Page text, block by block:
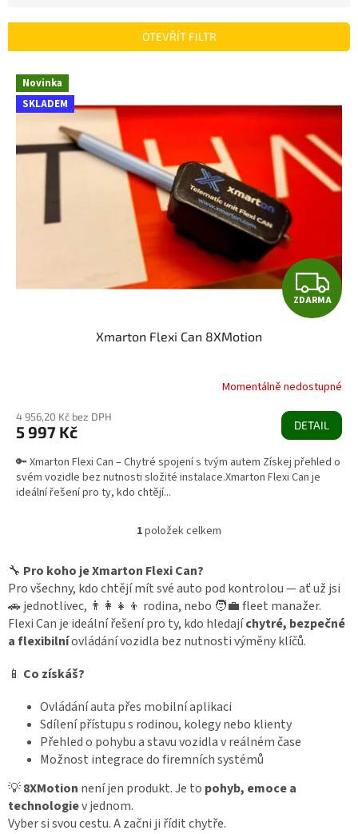
r
OTEVŘÍT FILTR
V
p
Novinka
SKLADEM
Z
D
R
M
A
ZDARMA
Xmarton Flexi Can 8XMotion
Momentálně nedostupné
4 956,20 Kč bez DPH
5 997 Kč DETAIL
🔑 Xmarton Flexi Can – Chytré spojení s tvým autem Získej přehled o
svém vozidle bez nutnosti složité instalace.Xmarton Flexi Can je
ideální řešení pro ty, kdo chtějí...
O
l
á
d
a
c
í
k
y
v
ý
p
i
s
1položek celkem
🔧 Pro koho je Xmarton Flexi Can?
Pro všechny, kdo chtějí mít své auto pod kontrolou — ať už jsi
🚗 jednotlivec, 👨‍👩‍👧‍👦 rodina, nebo 🧑‍💼 fleet manažer.
Flexi Can je ideální řešení pro ty, kdo hledajíchytré, bezpečné
a flexibilníovládání vozidla bez nutnosti výměny klíčů.
📱 Co získáš?
Ovládání auta přes mobilní aplikaci
Sdílení přístupu s rodinou, kolegy nebo klienty
Přehled o pohybu a stavu vozidla v reálném čase
Možnost integrace do firemních systémů
💡8XMotion není jen produkt. Je to pohyb, emoce a
technologiev jednom.
Vyber si svou cestu. A začni ji řídit chytře.